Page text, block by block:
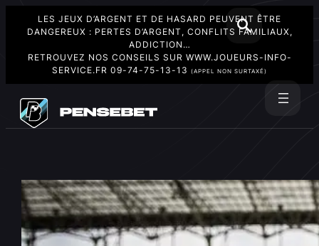
LES JEUX D’ARGENT ET DE HASARD PEUVENT ÊTRE
DANGEREUX : PERTES D’ARGENT, CONFLITS FAMILIAUX,
ADDICTION…
RETROUVEZ NOS CONSEILS SUR WWW.JOUEURS-INFO-
SERVICE.FR 09-74-75-13-13 (APPEL NON SURTAXÉ)
contenu